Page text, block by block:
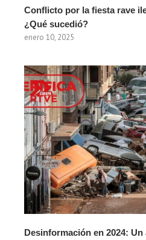
Conflicto por la fiesta rave
¿Qué sucedió?
enero 10, 2025
Desinformación en 2024: